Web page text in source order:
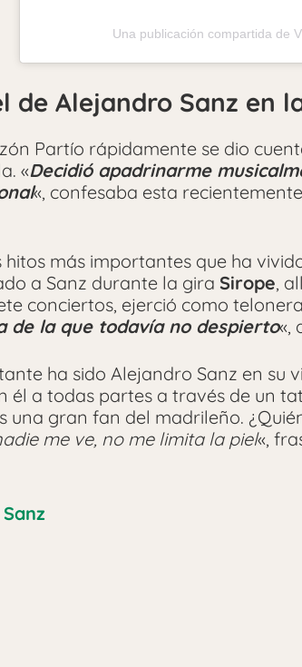
Una publicación compartida de
de Alejandro Sanz en
Partío rápidamente se dio
«Decidió apadrinarme
«, confesaba esta
hitos más importantes que ha
a Sanz durante la gira Sirope,
conciertos, ejerció como
de la que todavía no despierto«,
ha sido Alejandro Sanz en su
él a todas partes a través de un
una gran fan del madrileño.
me ve, no me limita la piel«,